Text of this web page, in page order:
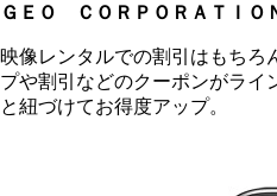
ＧＥＯ ＣＯＲＰＯＲＡＴＩＯ
映像レンタルでの割引はもちろ
プや割引などのクーポンがライ
と紐づけてお得度アップ。